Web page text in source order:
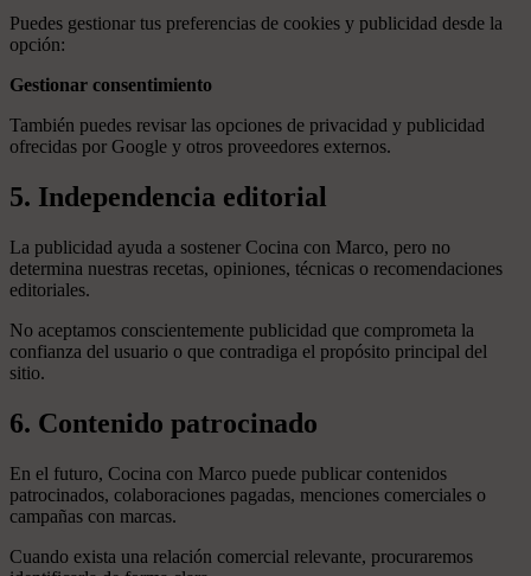
Puedes gestionar tus preferencias de cookies y publicidad desde la
opción:
Gestionar consentimiento
También puedes revisar las opciones de privacidad y publicidad
ofrecidas por Google y otros proveedores externos.
5. Independencia editorial
La publicidad ayuda a sostener Cocina con Marco, pero no
determina nuestras recetas, opiniones, técnicas o recomendaciones
editoriales.
No aceptamos conscientemente publicidad que comprometa la
confianza del usuario o que contradiga el propósito principal del
sitio.
6. Contenido patrocinado
En el futuro, Cocina con Marco puede publicar contenidos
patrocinados, colaboraciones pagadas, menciones comerciales o
campañas con marcas.
Cuando exista una relación comercial relevante, procuraremos